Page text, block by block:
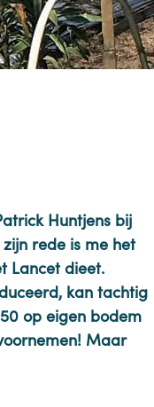
Huntjens bij
rede is me het
Lancet dieet.
kan tachtig
op eigen bodem
Maar